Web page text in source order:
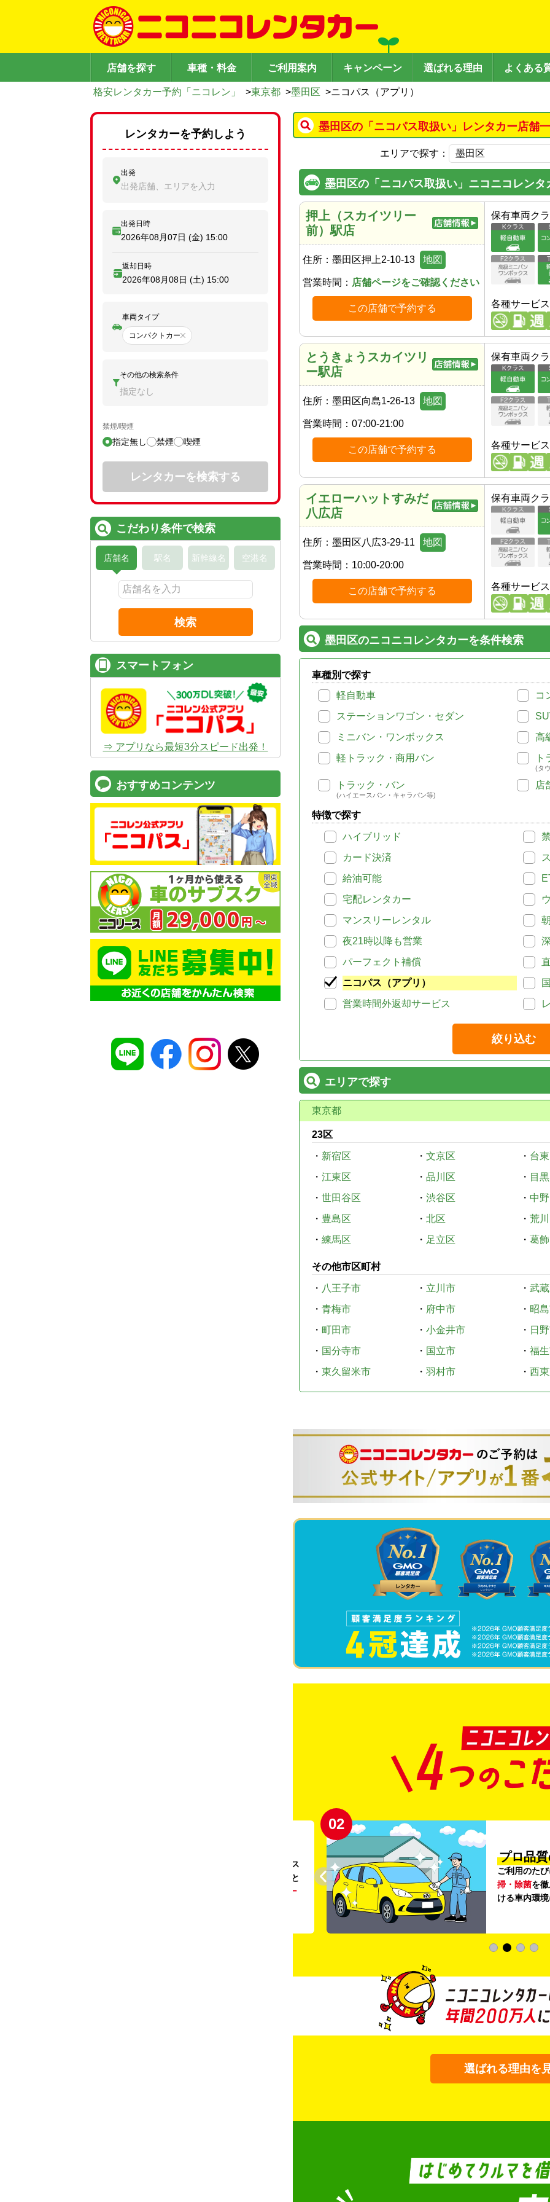
店舗を探す 車種・料金 ご利用案内 キャンペーン 選ばれる理由 よくある
格安レンタカー予約「ニコレン」 >東京都 >墨田区 >ニコパス（アプリ）
墨田区の「ニコパス取扱い」レンタカー店舗
エリアで探す：
墨田区の「ニコパス取扱い」ニコニコレンタ
押上（スカイツリー
前）駅店
住所： 墨田区押上2-10-13 地図
営業時間： 店舗ページをご確認ください
この店舗で予約する
保有車両ク
各種サービス
とうきょうスカイツリ
ー駅店
住所： 墨田区向島1-26-13 地図
営業時間： 07:00-21:00
この店舗で予約する
保有車両ク
各種サービス
イエローハットすみだ
八広店
住所： 墨田区八広3-29-11 地図
営業時間： 10:00-20:00
この店舗で予約する
保有車両ク
各種サービス
墨田区のニコニコレンタカーを条件検索
車種別で探す
軽自動車
コ
ステーションワゴン・セダン
ミニバン・ワンボックス
高
軽トラック・商用バン
ト
(タ
トラック・バン
(ハイエースバン・キャラバン等)
店
特徴で探す
ハイブリッド
カード決済
給油可能
宅配レンタカー
マンスリーレンタル
夜21時以降も営業
パーフェクト補償
ニコパス（アプリ）
営業時間外返却サービス
絞り込む
エリアで探す
東京都
23区
・ 新宿区 ・ 文京区 ・ 台
・ 江東区 ・ 品川区 ・ 目
・ 世田谷区 ・ 渋谷区 ・ 中
・ 豊島区 ・ 北区 ・ 荒
・ 練馬区 ・ 足立区 ・ 葛
その他市区町村
・ 八王子市 ・ 立川市 ・ 武
・ 青梅市 ・ 府中市 ・ 昭
・ 町田市 ・ 小金井市 ・ 日
・ 国分寺市 ・ 国立市 ・ 福
・ 東久留米市 ・ 羽村市 ・ 西
。ガソリンス
タンドや整備工場の既存インフラを活用すること
リー
02
プロ品
ご利用のた
掃・除菌を
ける車内環
選ばれる理由を
レンタカーを予約しよう
出発
出発店舗、エリアを入力
出発日時
2026年08月07日 (金) 15:00
返却日時
2026年08月08日 (土) 15:00
車両タイプ
コンパクトカー
その他の検索条件
指定なし
禁煙/喫煙
指定無し 禁煙 喫煙
レンタカーを検索する
こだわり条件で検索
店舗名 駅名 新幹線名 空港名
検索
スマートフォン
⇒ アプリなら最短3分スピード出発！
おすすめコンテンツ